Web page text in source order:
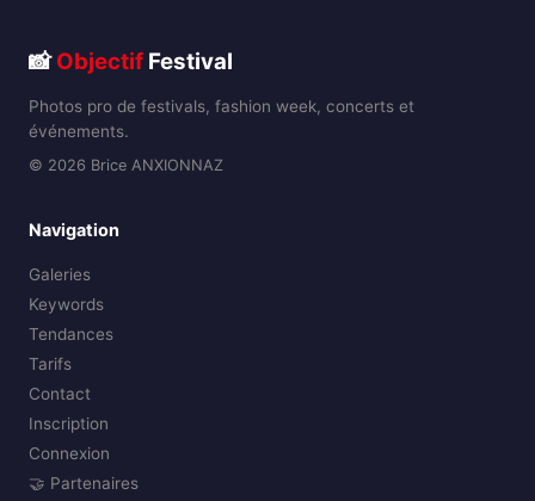
📸Objectif Festival
Photos pro de festivals, fashion week, concerts et
événements.
© 2026 Brice ANXIONNAZ
Navigation
Galeries
Keywords
Tendances
Tarifs
Contact
Inscription
Connexion
🤝 Partenaires